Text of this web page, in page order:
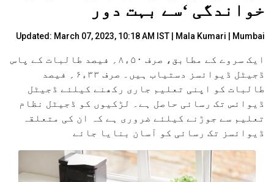
خواندگی ‘سے بہت دور
Updated: March 07, 2023, 10:18 AM IST | Mala Kumari | Mumbai
ایک سروے کے مطابق، صرف ۵۰ء۸؍ فیصد طالبات کے پاس
ڈجیٹل ڈیوائسز دستیاب ہیں۔ صرف ۳۳ء۶؍ فیصد
طالبات کو اپنی تعلیم جاری رکھنے کیلئے ڈجیٹل
ڈیوائس تک رسائی حاصل ہے۔ لڑکیوں کو ڈجیٹل نظام
تعلیم سے جوڑنے کیلئے ضروری ہے کہ ان کی متعلقہ
ڈیوائسز تک رسائی کو آسان بنایا جائے